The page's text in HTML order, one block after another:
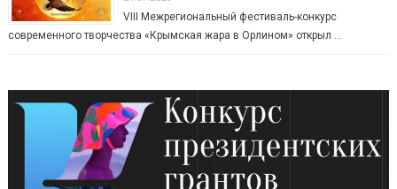
VIII Межрегиональный фестиваль-конкурс
современного творчества «Крымская жара в Орлином» открыл …